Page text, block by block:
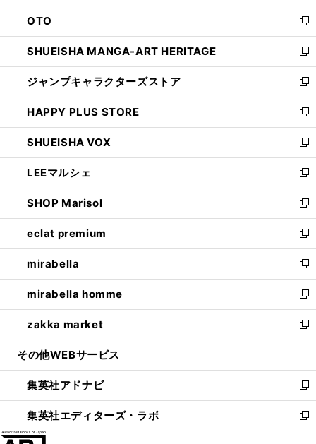
ウ
で
開
く
ン
ド
ウ
で
開
く
OTO
新
し
い
ウ
ィ
ン
ド
ウ
で
開
く
SHUEISHA MANGA-ART HERITAGE
新
し
い
ウ
ィ
ン
ド
ウ
で
開
く
ジャンプキャラクターズストア
新
し
い
ウ
ィ
ン
ド
ウ
で
開
く
HAPPY PLUS STORE
新
し
い
ウ
ィ
ン
ド
ウ
で
開
く
SHUEISHA VOX
新
し
い
ウ
ィ
ン
ド
ウ
で
開
く
LEEマルシェ
新
し
い
ウ
ィ
ン
ド
ウ
で
開
く
SHOP Marisol
新
し
い
ウ
ィ
ン
ド
ウ
で
開
eclat premium
新
し
い
ウ
ィ
ン
ド
ウ
開
く
mirabella
新
し
い
ウ
ィ
ン
ウ
で
開
く
mirabella homme
新
し
い
ウ
ン
ド
ウ
で
zakka market
新
し
ウ
ィ
ン
ド
その他WEBサービス
集英社アドナビ
新
し
い
集英社エディターズ・ラボ
新